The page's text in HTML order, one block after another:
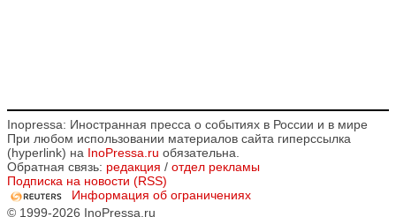
Inopressa: Иностранная пресса о событиях в России и в мире
При любом использовании материалов сайта гиперссылка
(hyperlink) на InoPressa.ru обязательна.
Обратная связь: редакция / отдел рекламы
Подписка на новости (RSS)
Информация об ограничениях
© 1999-2026 InoPressa.ru